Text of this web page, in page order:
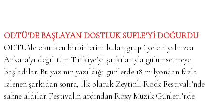
ODTÜ’DE BAŞLAYAN DOSTLUK SUFLE’Yİ DOĞURDU
ODTÜ’de okurken birbirlerini bulan grup üyeleri yalnızca
Ankara’yı değil tüm Türkiye’yi şarkılarıyla gülümsetmeye
başladılar. Bu yazının yazıldığı günlerde 18 milyondan fazla
izlenen şarkıdan sonra, ilk olarak Zeytinli Rock Festivali’nde
sahne aldılar. Festivalin ardından Roxy Müzik Günleri’nde